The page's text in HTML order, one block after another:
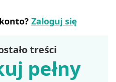
Zaloguj się
treści
pełny